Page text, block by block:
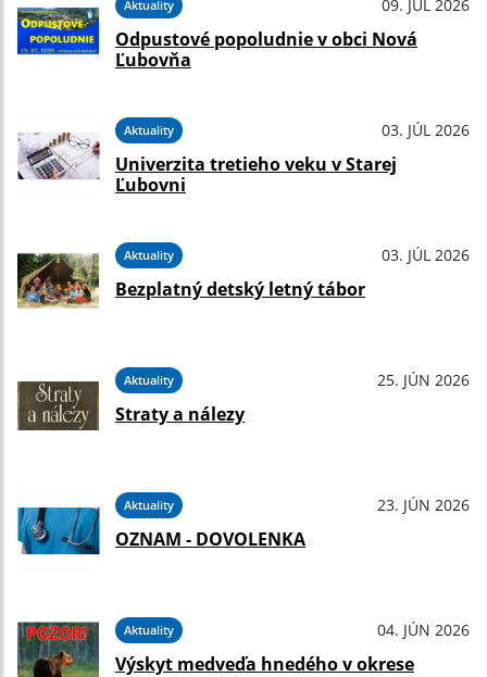
Aktuality 09. JÚL 2026
Odpustové popoludnie v obci Nová
Ľubovňa
Aktuality 03. JÚL 2026
Univerzita tretieho veku v Starej
Ľubovni
Aktuality 03. JÚL 2026
Bezplatný detský letný tábor
Aktuality 25. JÚN 2026
Straty a nálezy
Aktuality 23. JÚN 2026
OZNAM - DOVOLENKA
Aktuality 04. JÚN 2026
Výskyt medveďa hnedého v okrese